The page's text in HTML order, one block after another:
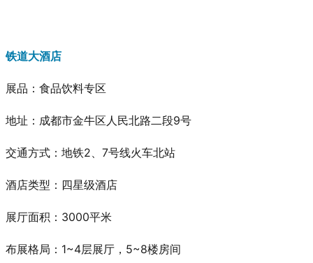
铁道大酒店
展品：食品饮料专区
地址：成都市金牛区人民北路二段9号
交通方式：地铁2、7号线火车北站
酒店类型：四星级酒店
展厅面积：3000平米
布展格局：1~4层展厅，5~8楼房间